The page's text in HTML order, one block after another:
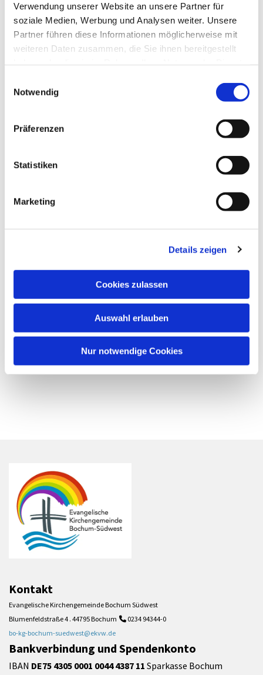
Verwendung unserer Website an unsere Partner für
soziale Medien, Werbung und Analysen weiter. Unsere
Partner führen diese Informationen möglicherweise mit
weiteren Daten zusammen, die Sie ihnen bereitgestellt
Notwendig
Präferenzen
Statistiken
Marketing
Details zeigen
Cookies zulassen
Auswahl erlauben
Nur notwendige Cookies
Dies könnte Sie auch interessieren
Kontakt
Evangelische Kirchengemeinde Bochum Südwest
Blumenfeldstraße 4 . 44795 Bochum  0234 94344-0
bo-kg-bochum-suedwest@ekvw.de
Bankverbindung und Spendenkonto
IBAN DE75 4305 0001 0044 4387 11 Sparkasse Bochum